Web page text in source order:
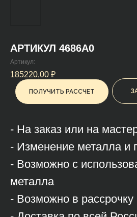
ПОЛУЧИТЬ РАССЧЕТ
АРТИКУЛ 4686А0
Артикул:
185220,00 ₽
- На заказ или на
- Изменение металла и
- Возможно с
металла
- Возможно в рассрочку